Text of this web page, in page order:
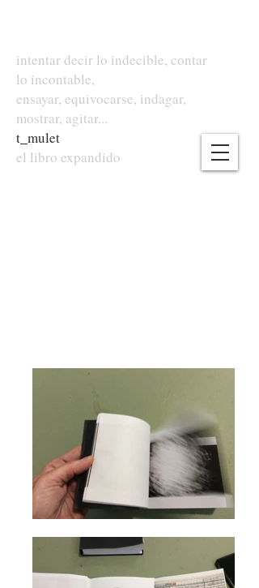
intentar decir lo indecible, contar
lo incontable,
ensayar, equivocarse, indagar,
mostrar, agitar...
t mulet
el libro expandido